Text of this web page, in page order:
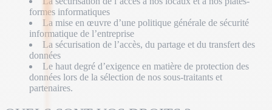
formes informatiques
La mise en œuvre d’une politique générale de sécurité
informatique de l’entreprise
La sécurisation de l’accès, du partage et du transfert des
données
Le haut degré d’exigence en matière de protection des
données lors de la sélection de nos sous-traitants et
partenaires.